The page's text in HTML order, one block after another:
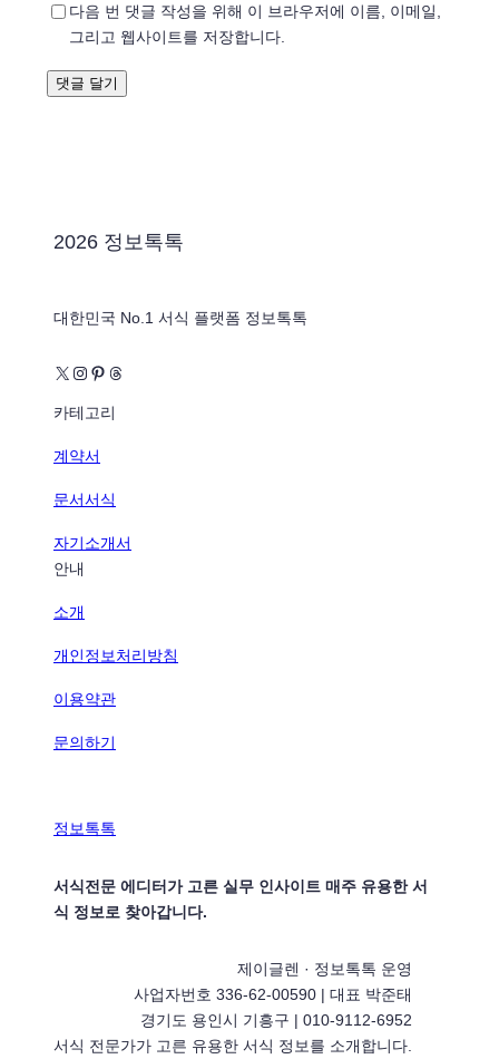
다음 번 댓글 작성을 위해 이 브라우저에 이름, 이메일,
그리고 웹사이트를 저장합니다.
2026 정보톡톡
대한민국 No.1 서식 플랫폼 정보톡톡
X Instagram Pinterest Threads
카테고리
계약서
문서서식
자기소개서
안내
소개
개인정보처리방침
이용약관
문의하기
정보톡톡
서식전문 에디터가 고른 실무 인사이트 매주 유용한 서
식 정보로 찾아갑니다.
제이글렌 · 정보톡톡 운영
사업자번호 336-62-00590 | 대표 박준태
경기도 용인시 기흥구 | 010-9112-6952
서식 전문가가 고른 유용한 서식 정보를 소개합니다.